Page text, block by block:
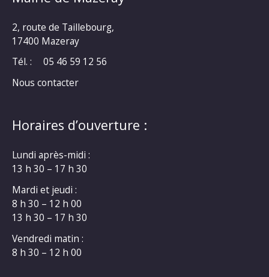
2, route de Taillebourg,
17400 Mazeray
Tél. :
05 46 59 12 56
Nous contacter
Horaires d’ouverture :
Lundi après-midi :
13 h 30 – 17 h 30
Mardi et jeudi :
8 h 30 – 12 h 00
13 h 30 – 17 h 30
Vendredi matin :
8 h 30 – 12 h 00